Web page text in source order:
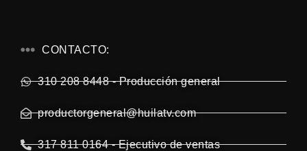
CONTACTO:
310 208 8448 - Producción general
productorgeneral@huilatv.com
317 811 0164 - Ejecutivo de ventas